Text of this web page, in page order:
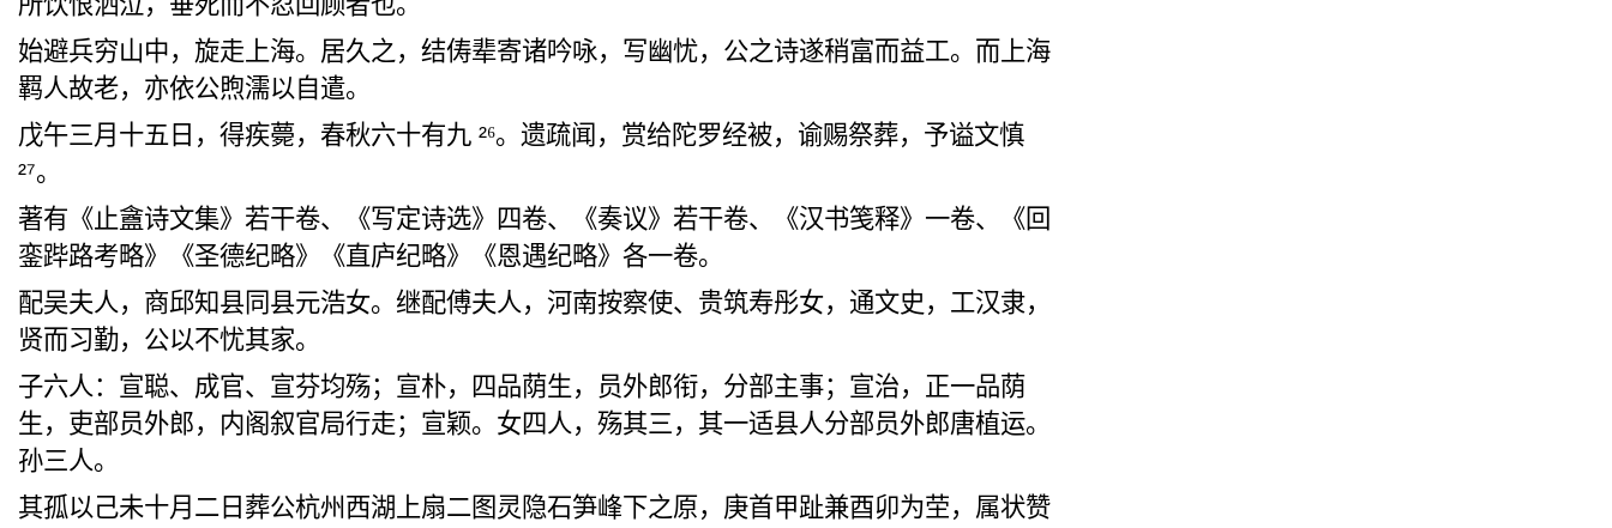
始避兵穷山中， 旋走上海。居久之，结俦辈寄诸吟咏， 写幽忧，公之诗遂稍富而益工。而上海
羁人故老，亦依公煦濡以自遣。
戊午三月十五日，得疾薨，春秋六十有九 ²⁶。 遗疏闻 ，赏给陀罗经被，谕赐祭葬，予谥文慎
²⁷。
著有《止盦诗文集》若干卷、《写定诗选》四卷、《奏议》若干卷、《汉书笺释》一卷、《回
銮跸路考略》《圣德纪略》《直庐纪略》《恩遇纪略》各一卷。
配吴夫人，商邱知县同县元浩女。继配傅夫人，河南按察使、贵筑寿彤女，通文史，工汉隶，
贤而习勤，公以不忧其家。
子六人：宣聪、成官、宣芬均殇；宣朴， 四品荫生，员外郎衔，分部主事；宣治，正一品荫
生，吏部员外郎， 内阁叙官局行走；宣颖。女四人，殇其三， 其一适县人分部员外郎唐植运。
孙三人。
其孤以 己未十月二日葬公杭州 西湖上扇二图灵隐石笋峰下之原， 庚首甲趾兼酉卯为茔， 属状赞